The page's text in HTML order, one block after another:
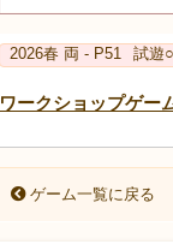
2026春 両 - P51 試遊○
ワークショップゲー
ゲーム一覧に戻る